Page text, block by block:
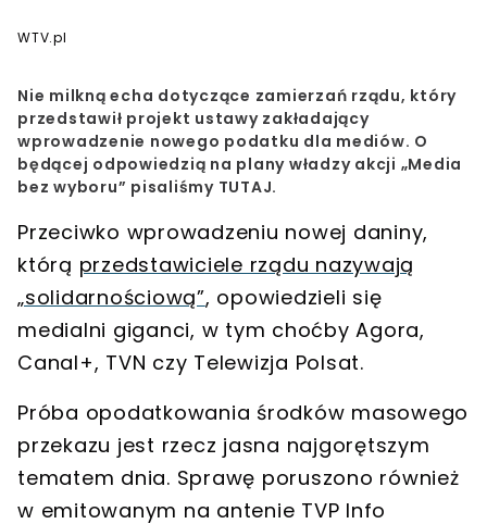
WTV.pl
Nie milkną echa dotyczące zamierzań rządu, który
przedstawił projekt ustawy zakładający
wprowadzenie nowego podatku dla mediów. O
będącej odpowiedzią na plany władzy akcji „Media
bez wyboru” pisaliśmy TUTAJ.
Przeciwko wprowadzeniu nowej daniny,
którą przedstawiciele rządu nazywają
„solidarnościową”, opowiedzieli się
medialni giganci, w tym choćby Agora,
Canal+, TVN czy Telewizja Polsat.
Próba opodatkowania środków masowego
przekazu jest rzecz jasna najgorętszym
tematem dnia. Sprawę poruszono również
w emitowanym na antenie TVP Info